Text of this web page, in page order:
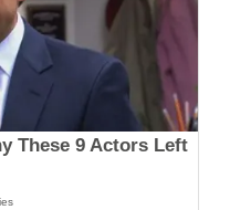
These 9 Actors Left